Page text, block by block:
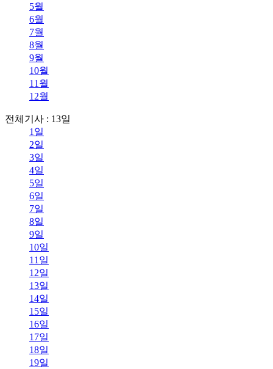
5월
6월
7월
8월
9월
10월
11월
12월
전체기사 : 13일
1일
2일
3일
4일
5일
6일
7일
8일
9일
10일
11일
12일
13일
14일
15일
16일
17일
18일
19일